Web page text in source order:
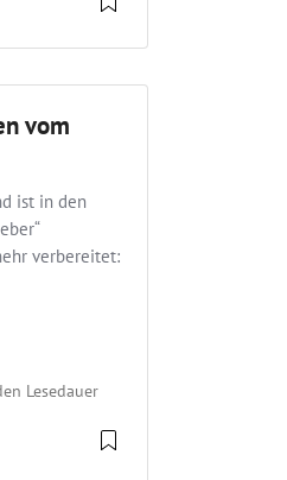
vom
ist in den
verbereitet:
Lesedauer